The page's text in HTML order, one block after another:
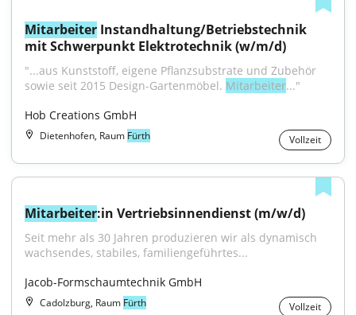
Mitarbeiter Instandhaltung/Betriebstechnik
mit Schwerpunkt Elektrotechnik (w/m/d)
"...aus Kunststoff, eigene Pflanzsubstrate und Zubehör
sowie seit 2015 Design-Gartenmöbel. Mitarbeiter..."
Hob Creations GmbH
Dietenhofen, Raum Fürth Vollzeit
Mitarbeiter:in Vertriebsinnendienst (m/w/d)
Seit mehr als 30 Jahren produzieren wir als dynamisch
wachsendes, stabiles, familiengeführtes...
Jacob-Formschaumtechnik GmbH
Cadolzburg, Raum Fürth
Vollzeit